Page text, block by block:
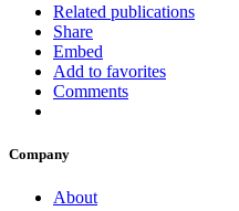
Related publications
Share
Embed
Add to favorites
Comments
Company
About